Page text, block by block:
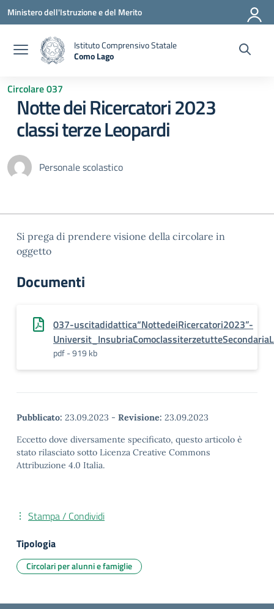
Vai ai contenuti
Vai al menu di navigazione
Vai al footer
Ministero dell'Istruzione e del Merito
Istituto Comprensivo Statale
Como Lago
— Visita la pagina iniziale della scuola
Circolare 037
Notte dei Ricercatori 2023
classi terze Leopardi
Personale scolastico
Si prega di prendere visione della circolare in
oggetto
Documenti
037-uscitadidattica“NottedeiRicercatori2023”-
pdf - 919 kb
Pubblicato: 23.09.2023 - Revisione: 23.09.2023
Eccetto dove diversamente specificato, questo articolo è
stato rilasciato sotto Licenza Creative Commons
Attribuzione 4.0 Italia.
Stampa / Condividi
Tipologia
Circolari per alunni e famiglie